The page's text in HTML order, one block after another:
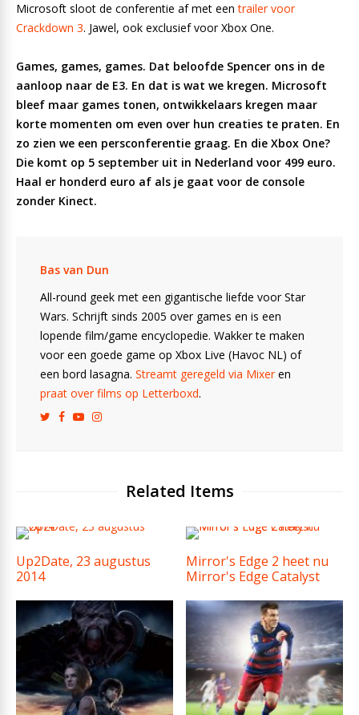
Microsoft sloot de conferentie af met eentrailer voor
Crackdown 3. Jawel, ook exclusief voor Xbox One.
Games, games, games. Dat beloofde Spencer ons in de
aanloop naar de E3. En dat is wat we kregen. Microsoft
bleef maar games tonen, ontwikkelaars kregen maar
korte momenten om even over hun creaties te praten. En
zo zien we een persconferentie graag. En die Xbox One?
Die komt op 5 september uit in Nederland voor 499 euro.
Haal er honderd euro af als je gaat voor de console
zonder Kinect.
Bas van Dun
All-round geek met een gigantische liefde voor Star
Wars. Schrijft sinds 2005 over games en is een
lopende film/game encyclopedie. Wakker te maken
voor een goede game op Xbox Live (Havoc NL) of
een bord lasagna. Streamt geregeld via Mixeren
praat over films op Letterboxd.
Related Items
Up2Date, 23 augustus
2014
Mirror's Edge 2 heet nu
Mirror's Edge Catalyst